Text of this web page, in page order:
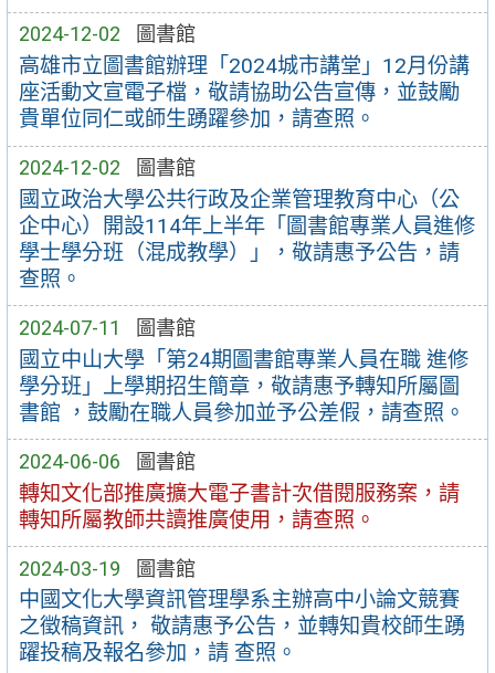
2024-12-02 圖書館
高雄市立圖書館辦理「2024城市講堂」12月份講
座活動文宣電子檔，敬請協助公告宣傳，並鼓勵
貴單位同仁或師生踴躍參加，請查照。
2024-12-02 圖書館
國立政治大學公共行政及企業管理教育中心（公
企中心）開設114年上半年「圖書館專業人員進修
學士學分班（混成教學）」，敬請惠予公告，請
查照。
2024-07-11 圖書館
國立中山大學「第24期圖書館專業人員在職 進修
學分班」上學期招生簡章，敬請惠予轉知所屬圖
書館 ，鼓勵在職人員參加並予公差假，請查照。
2024-06-06 圖書館
轉知文化部推廣擴大電子書計次借閱服務案，請
轉知所屬教師共讀推廣使用，請查照。
2024-03-19 圖書館
中國文化大學資訊管理學系主辦高中小論文競賽
之徵稿資訊， 敬請惠予公告，並轉知貴校師生踴
躍投稿及報名參加，請 查照。